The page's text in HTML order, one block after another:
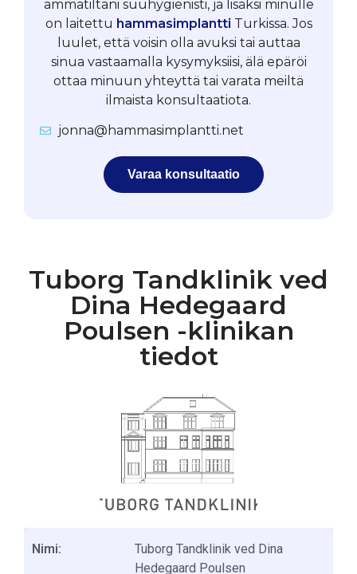
ammatiltani suuhygienisti, ja lisäksi minulle
on laitettu hammasimplantti Turkissa. Jos
luulet, että voisin olla avuksi tai auttaa
sinua vastaamalla kysymyksiisi, älä epäröi
ottaa minuun yhteyttä tai varata meiltä
ilmaista konsultaatiota.
jonna@hammasimplantti.net
Varaa konsultaatio
Tuborg Tandklinik ved
Dina Hedegaard
Poulsen -klinikan
tiedot
Nimi:
Tuborg Tandklinik ved Dina
Hedegaard Poulsen